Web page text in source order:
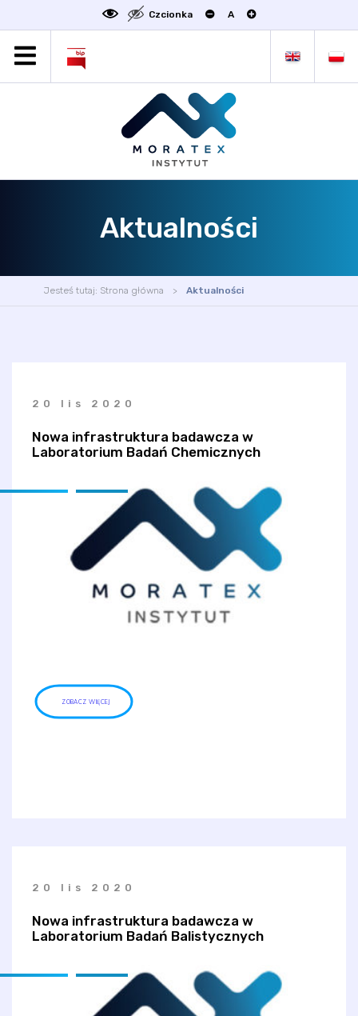
Czcionka A
OGŁOSZENIA
DEKLARACJA DOSTĘPNOŚCI
Aktualności
Jesteś tutaj: Strona główna Aktualności
20 lis 2020
Nowa infrastruktura badawcza w
Laboratorium Badań Chemicznych
ZOBACZ WIĘCEJ
20 lis 2020
Nowa infrastruktura badawcza w
Laboratorium Badań Balistycznych